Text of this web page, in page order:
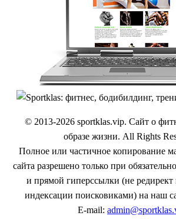
© 2013-2026 sportklas.vip. Сайт о
образе жизни. All Rights
Полное или частичное копирование
сайта разрешено только при
и прямой гиперссылки (не редирект
индексации поисковиками) на наш
E-mail: